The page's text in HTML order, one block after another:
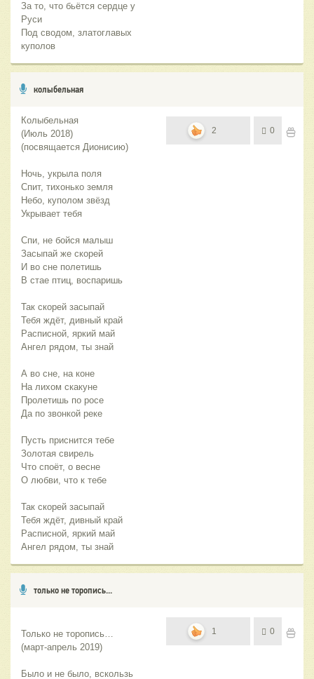
За то, что бьётся сердце у
Руси
Под сводом, златоглавых
куполов
колыбельная
Колыбельная
(Июль 2018)
(посвящается Дионисию)
Ночь, укрыла поля
Спит, тихонько земля
Небо, куполом звёзд
Укрывает тебя
Спи, не бойся малыш
Засыпай же скорей
И во сне полетишь
В стае птиц, воспаришь
Так скорей засыпай
Тебя ждёт, дивный край
Расписной, яркий май
Ангел рядом, ты знай
А во сне, на коне
На лихом скакуне
Пролетишь по росе
Да по звонкой реке
Пусть приснится тебе
Золотая свирель
Что споёт, о весне
О любви, что к тебе
Так скорей засыпай
Тебя ждёт, дивный край
Расписной, яркий май
Ангел рядом, ты знай
2 0
только не торопись...
Только не торопись…
(март-апрель 2019)
Было и не было, вскользь
1 0